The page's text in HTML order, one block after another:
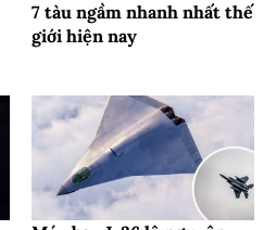
7 tàu ngầm nhanh nhất thế
giới hiện nay